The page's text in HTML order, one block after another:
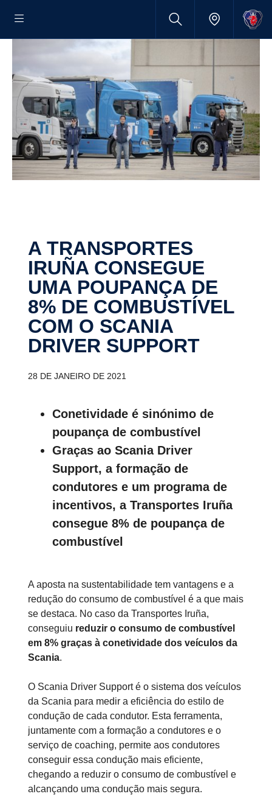
A TRANS­PORTES
IRUÑA CONSEGUE
UMA POUPANÇA DE
8% DE COMBUS­TÍVEL
COM O SCANIA
DRIVER SUPPORT
28 DE JANEIRO DE 2021
Conetividade é sinónimo de
poupança de combustível
Graças ao Scania Driver
Support, a formação de
condutores e um programa de
incentivos, a Transportes Iruña
consegue 8% de poupança de
combustível
A aposta na sustentabilidade tem vantagens e a
redução do consumo de combustível é a que mais
se destaca. No caso da Transportes Iruña,
conseguiu reduzir o consumo de combustível
em 8% graças à conetividade dos veículos da
Scania.
O Scania Driver Support é o sistema dos veículos
da Scania para medir a eficiência do estilo de
condução de cada condutor. Esta ferramenta,
juntamente com a formação a condutores e o
serviço de coaching, permite aos condutores
conseguir essa condução mais eficiente,
chegando a reduzir o consumo de combustível e
alcançando uma condução mais segura.